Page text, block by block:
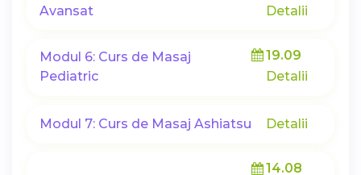
Avansat
Detalii
Modul 6: Curs de Masaj
Pediatric
19.09
Detalii
Modul 7: Curs de Masaj Ashiatsu Detalii
14.08